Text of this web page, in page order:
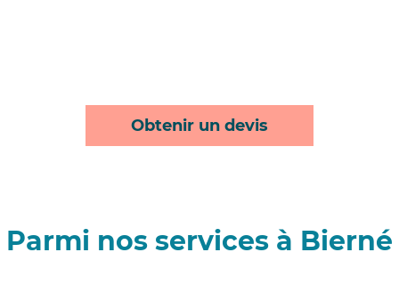
Obtenir un devis
Parmi nos services à Bierné